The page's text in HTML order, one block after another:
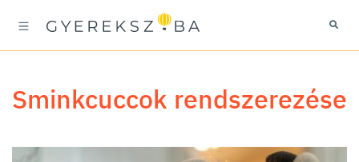
sminkcuccok rendszerezése